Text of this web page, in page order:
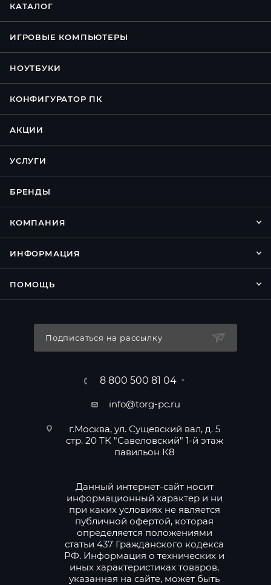
КАТАЛОГ
ИГРОВЫЕ КОМПЬЮТЕРЫ
НОУТБУКИ
КОНФИГУРАТОР ПК
АКЦИИ
УСЛУГИ
БРЕНДЫ
КОМПАНИЯ
ИНФОРМАЦИЯ
ПОМОЩЬ
Подписаться на рассылку
8 800 500 81 04
info@torg-pc.ru
г.Москва, ул. Сущевский вал, д. 5
стр. 20 ТК "Савеловский" 1-й этаж
павильон К8
Данный интернет-сайт носит
информационный характер и ни
при каких условиях не является
публичной офертой, которая
определяется положениями
статьи 437 Гражданского кодекса
РФ. Информация о технических и
иных характеристиках товаров,
указанная на сайте, может быть